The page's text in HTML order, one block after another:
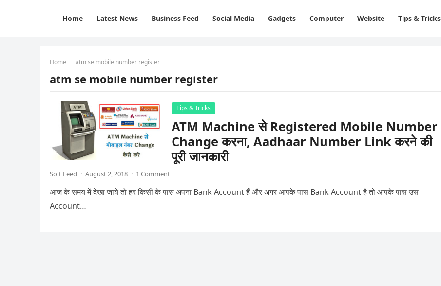
Home Latest News Business Feed Social Media Gadgets Computer Website Tips & Tricks
Home atm se mobile number register
atm se mobile number register
Tips & Tricks
ATM Machine से Registered Mobile Number
Change करना, Aadhaar Number Link करने की
पूरी जानकारी
Soft Feed · August 2, 2018 · 1 Comment
आज के समय में देखा जाये तो हर किसी के पास अपना Bank Account हैं और अगर आपके पास Bank Account है तो आपके पास उस
Account…